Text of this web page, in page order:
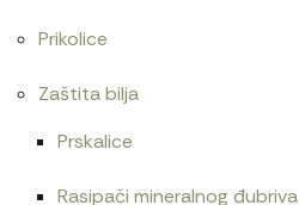
Prikolice
Zaštita bilja
Prskalice
Rasipači mineralnog đubriva
21.600